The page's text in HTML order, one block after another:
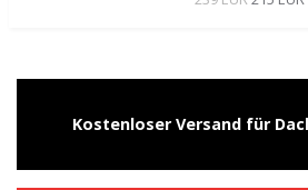
Kostenloser Versand für